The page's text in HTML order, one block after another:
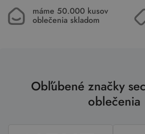
máme 50.000 kusov
oblečenia skladom
Obľúbené značky
oblečenia